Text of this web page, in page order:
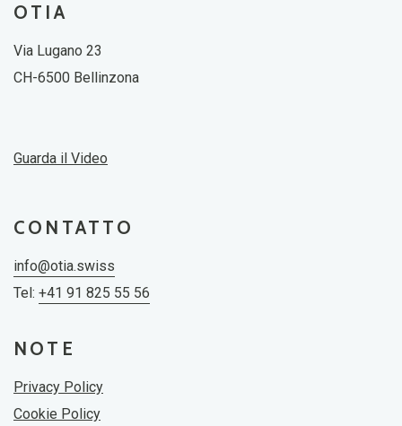
OTIA
Via Lugano 23
CH-6500 Bellinzona
Guarda il Video
CONTATTO
info@otia.swiss
Tel: +41 91 825 55 56
NOTE
Privacy Policy
Cookie Policy